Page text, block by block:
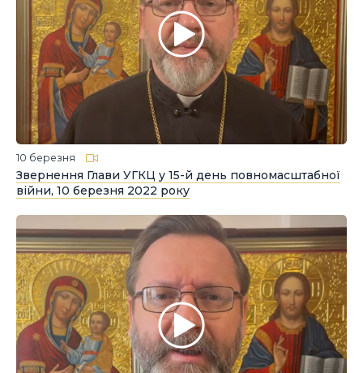
10 березня
Звернення Глави УГКЦ у 15-й день повномасштабної
війни, 10 березня 2022 року